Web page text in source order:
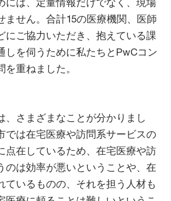
ません。合計15の医療機関、医師
にご協力いただき、抱えている課
しを伺うために私たちとPwCコン
重ねました。
、さまざまなことが分かりまし
では在宅医療や訪問系サービスの
点在しているため、在宅医療や訪
のは効率が悪いということや、在
ているものの、それを担う人材も